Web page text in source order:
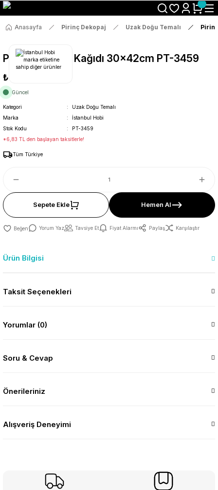
Size Özel "HG10" Koduyla Sepette Hemen %10 İndirimi Kaçırma
Anasayfa Pirinç Dekopaj Uzak Doğu Temalı
Pirinç Dekopaj Kağıdı 30x42cm PT-3459
₺36
Güncel
Kategori
Uzak Doğu Temalı
Marka
İstanbul Hobi
Stok Kodu
PT-3459
*6,83 TL den başlayan taksitlerle!
Tüm Türkiye
Sepete Ekle Hemen Al
Yorum Yaz Tavsiye Et Fiyat Alarmı Paylaş Karşılaştır
Ürün Bilgisi
Taksit Seçenekleri
Yorumlar (0)
Soru & Cevap
Önerileriniz
Alışveriş Deneyimi